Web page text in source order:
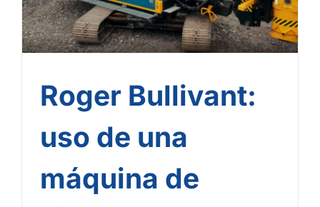
primicia en el Reino Unido!
Roger Bullivant:
uso de una
máquina de